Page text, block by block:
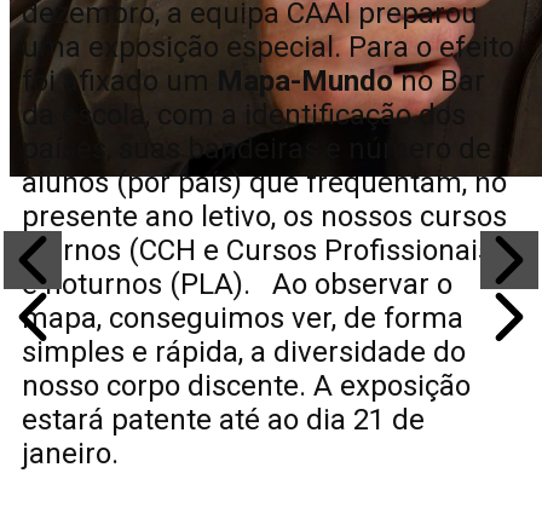
dezembro, a equipa CAAI preparou
uma exposição especial. Para o efeito,
foi afixado um Mapa-Mundono Bar
da escola, com a identificação dos
países, suas bandeiras e número de
alunos (por país) que frequentam, no
presente ano letivo, os nossos cursos
diurnos (CCH e Cursos Profissionais)
e noturnos (PLA). Ao observar o
mapa, conseguimos ver, de forma
simples e rápida, a diversidade do
nosso corpo discente. A exposição
estará patente até ao dia 21 de
janeiro.